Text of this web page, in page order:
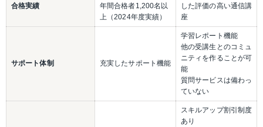
合格実績
年間合格者1,200名以
上（2024年度実績）
した評価の高い通信講
座
サポート体制 充実したサポート機能
学習レポート機能
他の受講生とのコミュ
ニティを作ることが可
能
質問サービスは備わっ
ていない
スキルアップ割引制度
あり